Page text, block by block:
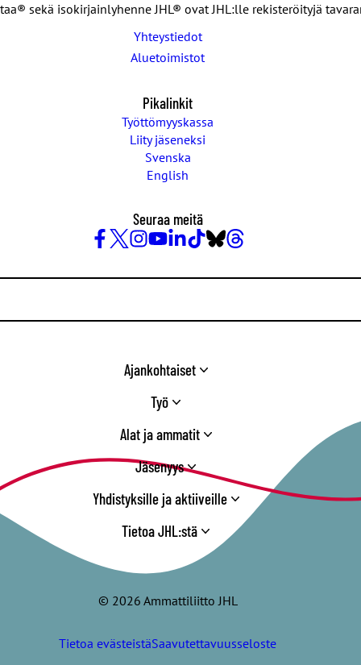
sekä isokirjainlyhenne JHL® ovat JHL:lle rekisteröityjä
Yhteystiedot
Aluetoimistot
Pikalinkit
Työttömyyskassa
Liity jäseneksi
Svenska
English
Seuraa meitä
/
Ajankohtaiset
Työ
Alat ja ammatit
Jäsenyys
Yhdistyksille ja aktiiveille
Tietoa JHL:stä
© 2026 Ammattiliitto JHL
Tietoa evästeistäSaavutettavuusseloste